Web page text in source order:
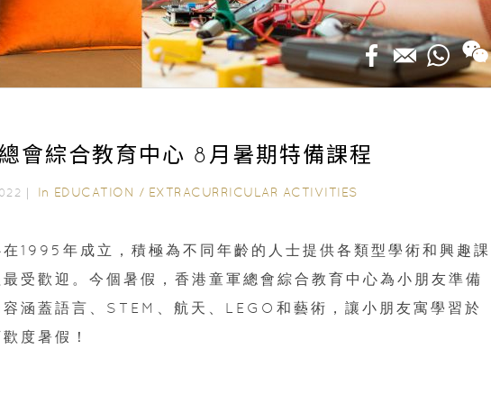
會綜合教育中心 8月暑期特備課程
｜ In EDUCATION / EXTRACURRICULAR ACTIVITIES
1995年成立，積極為不同年齡的人士提供各類型學術和興趣課
受歡迎。今個暑假，香港童軍總會綜合教育中心為小朋友準備
涵蓋語言、STEM、航天、LEGO和藝術，讓小朋友寓學習於
度暑假！